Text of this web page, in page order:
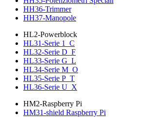
HH36-Trimmer
HH37-Manopole
HL2-Powerblock
HL31-Serie 1_C
HL32-Serie D_F
HL33-Serie G_L
HL34-Serie M_O
HL35-Serie P_T
HL36-Serie U_X
HM2-Raspberry Pi
HM31-shield Raspberry Pi